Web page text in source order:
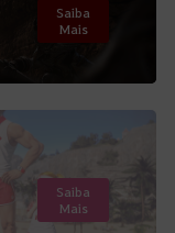
Saiba
Mais
Saiba
Mais